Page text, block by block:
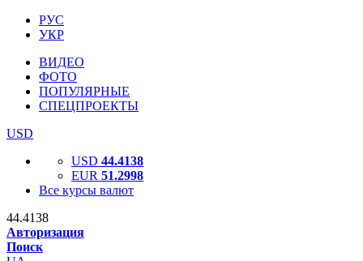
РУС
УКР
ВИДЕО
ФОТО
ПОПУЛЯРНЫЕ
СПЕЦПРОЕКТЫ
USD
USD 44.4138
EUR 51.2998
Все курсы валют
44.4138
Авторизация
Поиск